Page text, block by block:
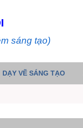
sáng tạo)
DẠY VẼ SÁNG TẠO